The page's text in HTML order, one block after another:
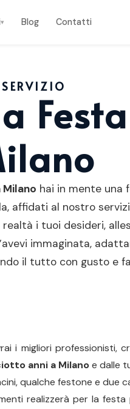
▾ Blog Contatti
SERVIZIO
hai in mente una
affidati al nostro
i tuoi desideri,
immaginata,
il tutto con gusto e
i migliori professionisti,
anni a Milanoe dalle
qualche festone e due
realizzerà per la